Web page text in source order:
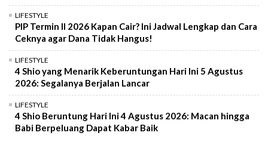
LIFESTYLE
PIP Termin II 2026 Kapan Cair? Ini Jadwal Lengkap dan Cara
Ceknya agar Dana Tidak Hangus!
LIFESTYLE
4 Shio yang Menarik Keberuntungan Hari Ini 5 Agustus
2026: Segalanya Berjalan Lancar
LIFESTYLE
4 Shio Beruntung Hari Ini 4 Agustus 2026: Macan hingga
Babi Berpeluang Dapat Kabar Baik